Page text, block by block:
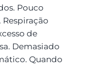
Pouco
de
Demasiado
Quando